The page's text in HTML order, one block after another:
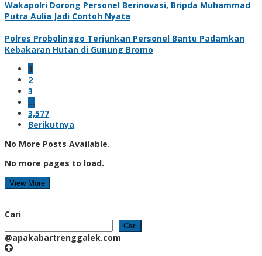
Wakapolri Dorong Personel Berinovasi, Bripda Muhammad
Putra Aulia Jadi Contoh Nyata
Polres Probolinggo Terjunkan Personel Bantu Padamkan
Kebakaran Hutan di Gunung Bromo
1
2
3
…
3,577
Berikutnya
No More Posts Available.
No more pages to load.
View More
Cari
Cari
@apakabartrenggalek.com